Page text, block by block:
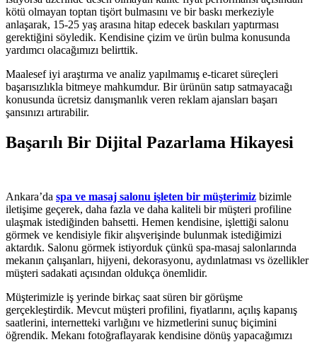
kötü olmayan toptan tişört bulmasını ve bir baskı merkeziyle
anlaşarak, 15-25 yaş arasına hitap edecek baskıları yaptırması
gerektiğini söyledik. Kendisine çizim ve ürün bulma konusunda
yardımcı olacağımızı belirttik.
Maalesef iyi araştırma ve analiz yapılmamış e-ticaret süreçleri
başarısızlıkla bitmeye mahkumdur. Bir ürünün satıp satmayacağı
konusunda ücretsiz danışmanlık veren reklam ajansları başarı
şansınızı artırabilir.
Başarılı Bir Dijital Pazarlama Hikayesi
Ankara’da spa ve masaj salonu işleten bir müşterimiz bizimle
iletişime geçerek, daha fazla ve daha kaliteli bir müşteri profiline
ulaşmak istediğinden bahsetti. Hemen kendisine, işlettiği salonu
görmek ve kendisiyle fikir alışverişinde bulunmak istediğimizi
aktardık. Salonu görmek istiyorduk çünkü spa-masaj salonlarında
mekanın çalışanları, hijyeni, dekorasyonu, aydınlatması vs özellikler
müşteri sadakati açısından oldukça önemlidir.
Müşterimizle iş yerinde birkaç saat süren bir görüşme
gerçekleştirdik. Mevcut müşteri profilini, fiyatlarını, açılış kapanış
saatlerini, internetteki varlığını ve hizmetlerini sunuç biçimini
öğrendik. Mekanı fotoğraflayarak kendisine dönüş yapacağımızı